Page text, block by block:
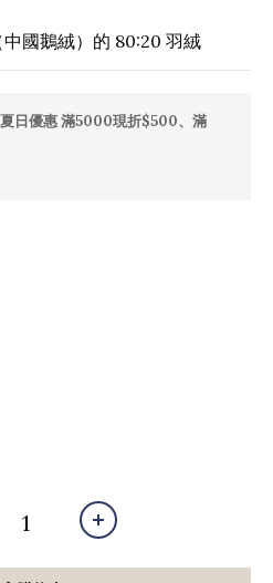
國鵝絨）的 80:20 羽絨
日優惠 滿5000現折$500、滿